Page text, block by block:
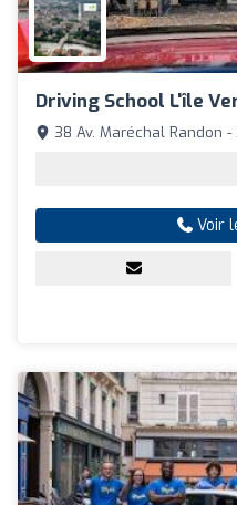
Driving School L'île
38 Av. Maréchal Randon
Voir